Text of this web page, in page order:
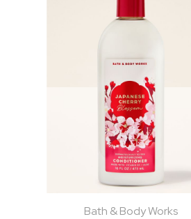
Bath & Body Works